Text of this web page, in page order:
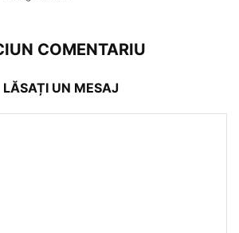
COMENTARIU
LĂSAȚI UN MESAJ